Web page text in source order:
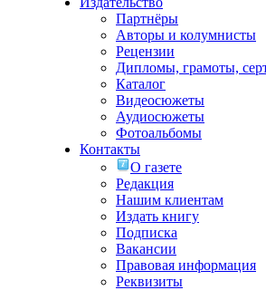
Партнёры
Авторы и колумнисты
Рецензии
Дипломы, грамоты,
Каталог
Видеосюжеты
Аудиосюжеты
Фотоальбомы
Контакты
О газете
Редакция
Нашим клиентам
Издать книгу
Подписка
Вакансии
Правовая информация
Реквизиты